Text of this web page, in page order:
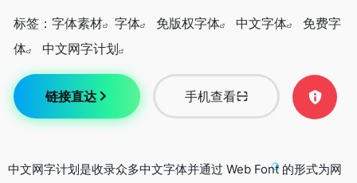
标签： 字体素材 字体 免版权字体 中文字体
免费字
体
中文网字计划
链接直达 手机查看
中文网字计划是收录众多中文字体并通过 Web Font 的形式为网